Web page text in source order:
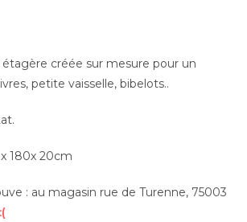
étagère créée sur mesure pour un
petite vaisselle, bibelots..
180x 20cm
: au magasin rue de Turenne, 75003